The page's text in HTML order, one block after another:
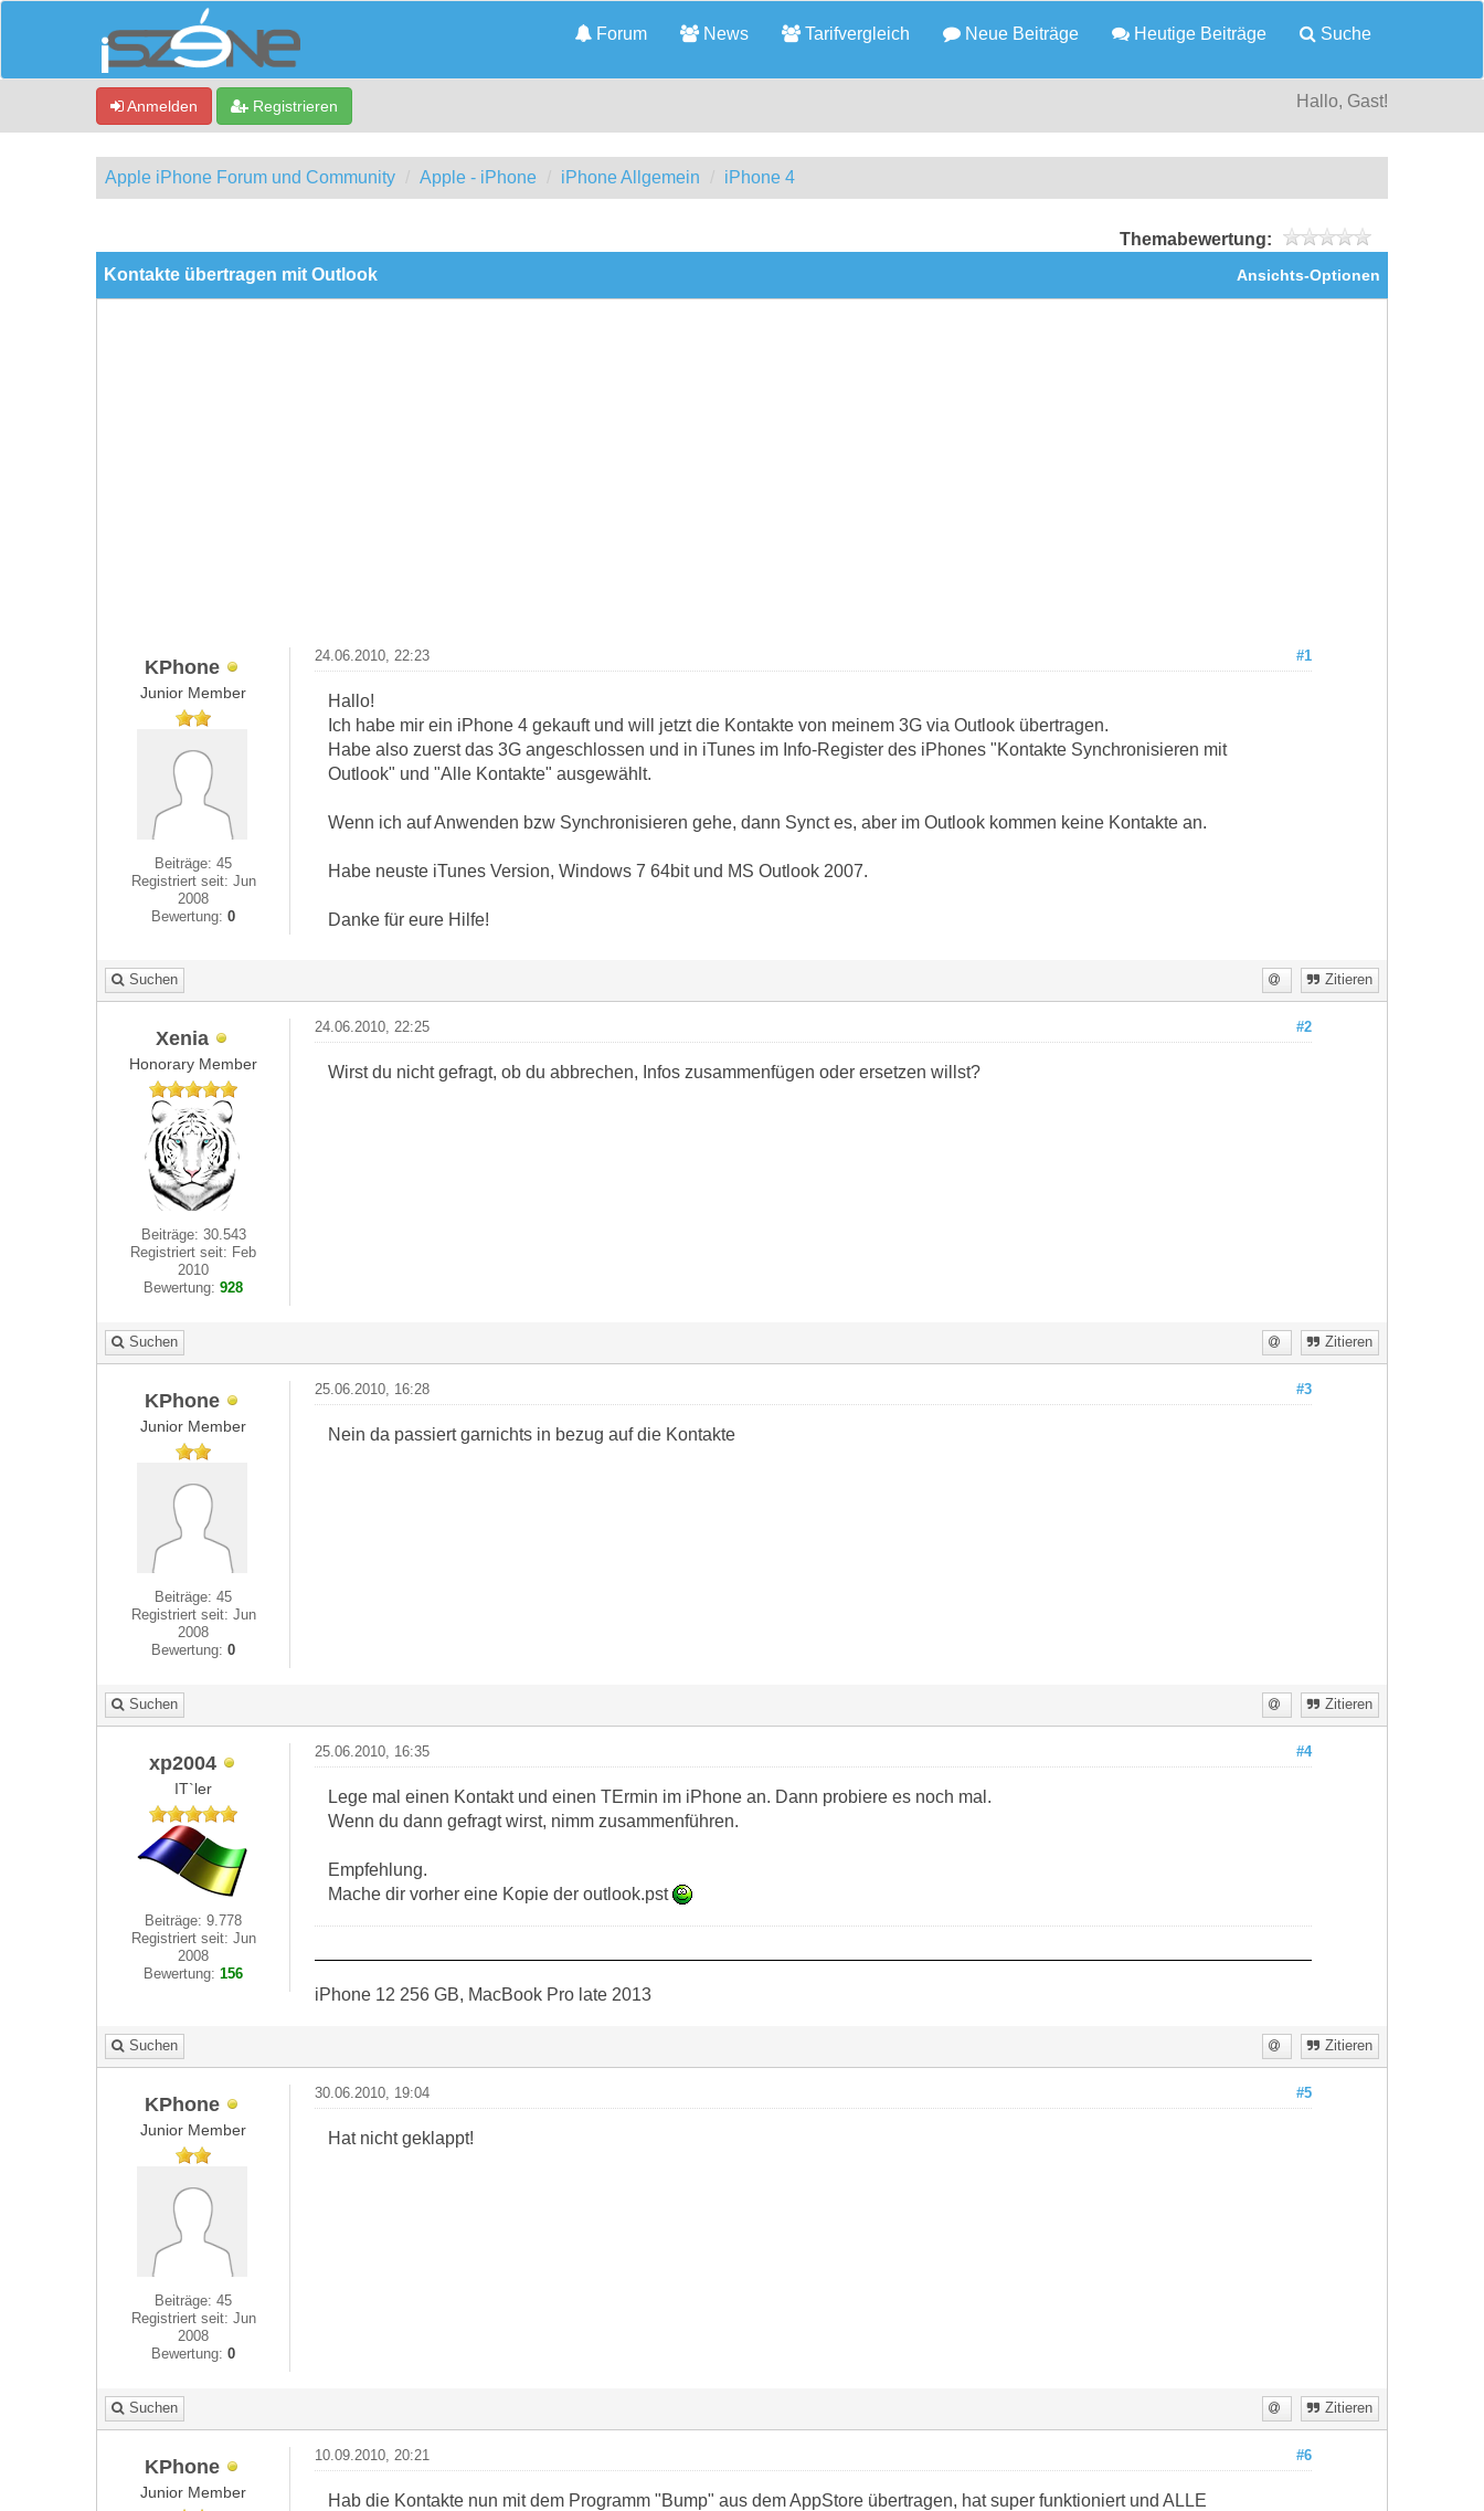
Forum News Tarifvergleich Neue Beiträge Heutige Beiträge Suche
Anmelden Registrieren Hallo, Gast!
Apple iPhone Forum und Community Apple - iPhone iPhone Allgemein iPhone 4
Themabewertung:
Ansichts-Optionen
Kontakte übertragen mit Outlook
KPhone
Junior Member
Beiträge: 45
Registriert seit: Jun
2008
Bewertung:0
#1
24.06.2010, 22:23
Hallo!
Ich habe mir ein iPhone 4 gekauft und will jetzt die Kontakte von meinem 3G via Outlook übertragen.
Habe also zuerst das 3G angeschlossen und in iTunes im Info-Register des iPhones "Kontakte Synchronisieren mit
Outlook" und "Alle Kontakte" ausgewählt.
Wenn ich auf Anwenden bzw Synchronisieren gehe, dann Synct es, aber im Outlook kommen keine Kontakte an.
Habe neuste iTunes Version, Windows 7 64bit und MS Outlook 2007.
Danke für eure Hilfe!
Suchen Zitieren
Xenia
Honorary Member
Beiträge: 30.543
Registriert seit: Feb
2010
Bewertung:928
#2
24.06.2010, 22:25
Wirst du nicht gefragt, ob du abbrechen, Infos zusammenfügen oder ersetzen willst?
Suchen Zitieren
KPhone
Junior Member
Beiträge: 45
Registriert seit: Jun
2008
Bewertung:0
#3
25.06.2010, 16:28
Nein da passiert garnichts in bezug auf die Kontakte
Suchen Zitieren
xp2004
IT`ler
Beiträge: 9.778
Registriert seit: Jun
2008
Bewertung:156
#4
25.06.2010, 16:35
Lege mal einen Kontakt und einen TErmin im iPhone an. Dann probiere es noch mal.
Wenn du dann gefragt wirst, nimm zusammenführen.
Empfehlung.
Mache dir vorher eine Kopie der outlook.pst
iPhone 12 256 GB, MacBook Pro late 2013
Suchen Zitieren
KPhone
Junior Member
Beiträge: 45
Registriert seit: Jun
2008
Bewertung:0
#5
30.06.2010, 19:04
Hat nicht geklappt!
Suchen Zitieren
KPhone
Junior Member
#6
10.09.2010, 20:21
Hab die Kontakte nun mit dem Programm "Bump" aus dem AppStore übertragen, hat super funktioniert und ALLE